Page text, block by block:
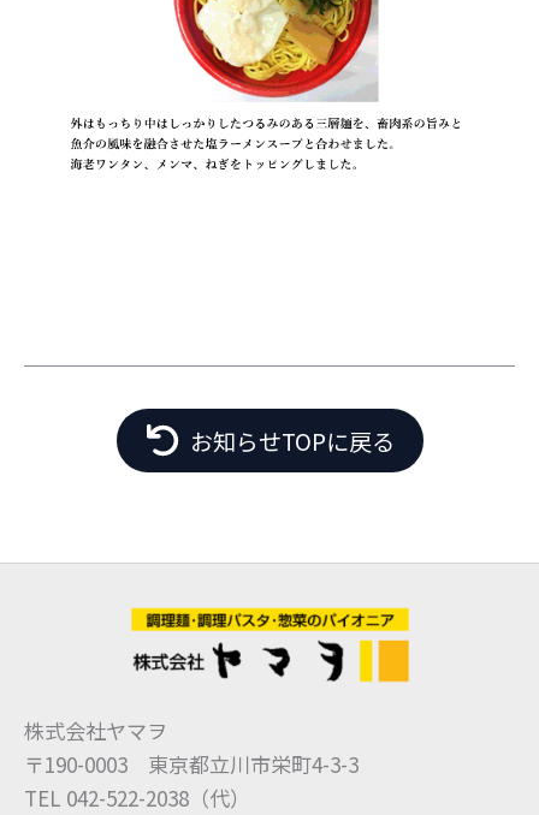
お知らせTOPに戻る
株式会社ヤマヲ
〒190-0003 東京都立川市栄町4-3-3
TEL 042-522-2038（代）